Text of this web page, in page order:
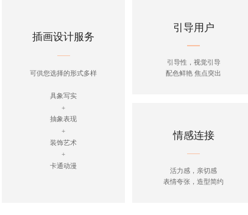
插画设计服务
可供您选择的形式多样
具象写实
+
抽象表现
+
装饰艺术
+
卡通动漫
引导用户
引导性，视觉引导
配色鲜艳 焦点突出
情感连接
活力感，亲切感
表情夸张，造型简约